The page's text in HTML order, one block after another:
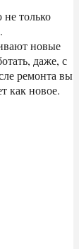
только
новые
даже, с
ремонта вы
как новое.